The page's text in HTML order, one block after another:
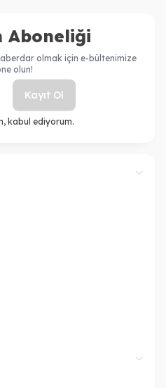
Aboneliği
olmak için e-bültenimize
olun!
Kayıt Ol
kabul ediyorum.